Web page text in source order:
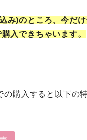
み)のところ、今だ
入できちゃいます。
の購入すると以下の